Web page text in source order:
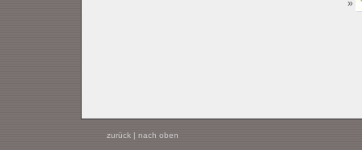
zurück| nach oben